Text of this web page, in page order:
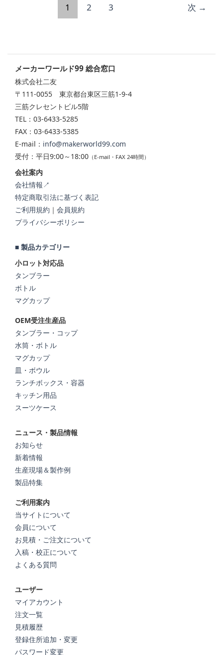
資’に
掲
載
さ
れ
ま
し
た
1 2 3 次 →
メーカーワールド99 総合窓口
株式会社二友
〒111-0055 東京都台東区三筋1-9-4
三筋クレセントビル5階
TEL：03-6433-5285
FAX：03-6433-5385
E-mail： info@makerworld99.com
受付：平日9:00～18:00 （E-mail・FAX 24時間）
会社案内
会社情報↗
特定商取引法に基づく表記
ご利用規約 ｜ 会員規約
プライバシーポリシー
■ 製品カテゴリー
小ロット対応品
タンブラー
ボトル
マグカップ
OEM受注生産品
タンブラー・コップ
水筒・ボトル
マグカップ
皿・ボウル
ランチボックス・容器
キッチン用品
スーツケース
ニュース・製品情報
お知らせ
新着情報
生産現場＆製作例
製品特集
ご利用案内
当サイトについて
会員について
お見積・ご注文について
入稿・校正について
よくある質問
ユーザー
マイアカウント
注文一覧
見積履歴
登録住所追加・変更
パスワード変更